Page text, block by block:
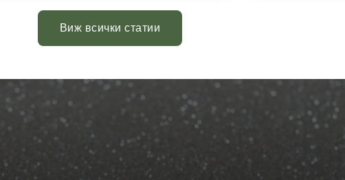
Виж всички статии